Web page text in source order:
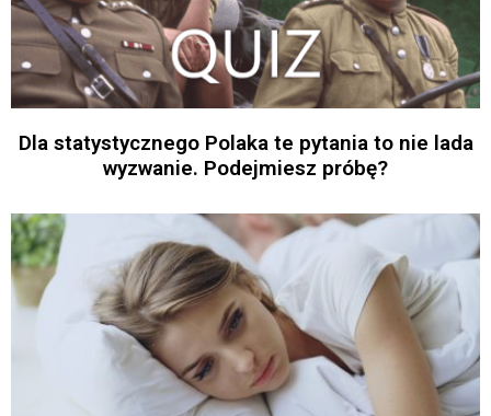
Dla statystycznego Polaka te pytania to nie lada
wyzwanie. Podejmiesz próbę?